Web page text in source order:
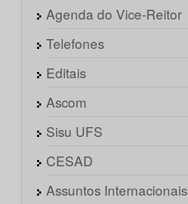
Agenda do Vice-Reitor
Telefones
Editais
Ascom
Sisu UFS
CESAD
Assuntos Internacionais